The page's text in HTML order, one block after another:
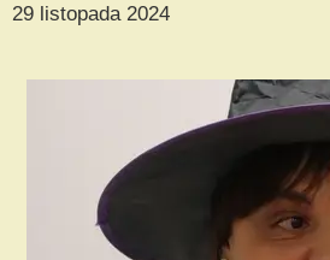
29 listopada 2024